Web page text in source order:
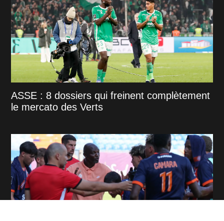
ASSE : 8 dossiers qui freinent complètement
le mercato des Verts